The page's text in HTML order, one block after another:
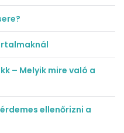
– Melyik mire való a
ellenőrizni a